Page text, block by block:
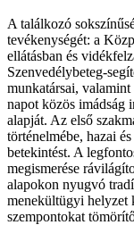
A találkozó
tevékenységét: a
ellátásban és
Szenvedélybeteg-
munkatársai,
napot közös imádság
alapját. Az első
történelmébe, hazai
betekintést. A
megismerése
alapokon nyugvó
menekültügyi helyzet
szempontokat